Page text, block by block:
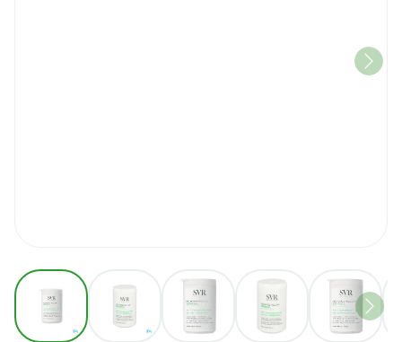
View larger imageView larger imageView larger imageView larger image
View